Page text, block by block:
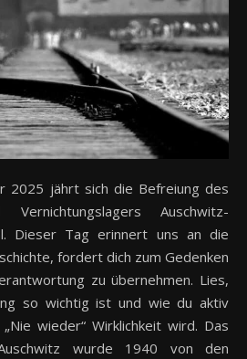
Vernichtungslagers Auschwitz-
Dieser Tag erinnert uns an die
fordert dich zum Gedenken
zu übernehmen. Lies,
so wichtig ist und wie du aktiv
wieder“ Wirklichkeit wird. Das
wurde 1940 von den